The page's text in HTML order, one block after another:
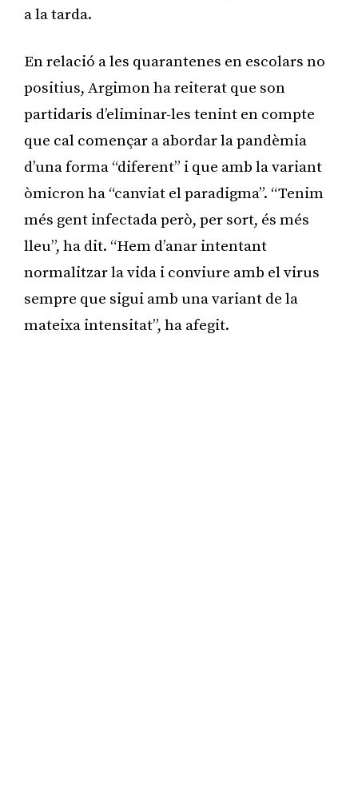
a la tarda.
En relació a les quarantenes en escolars no
positius, Argimon ha reiterat que son
partidaris d’eliminar-les tenint en compte
que cal començar a abordar la pandèmia
d’una forma “diferent” i que amb la variant
òmicron ha “canviat el paradigma”. “Tenim
més gent infectada però, per sort, és més
lleu”, ha dit. “Hem d’anar intentant
normalitzar la vida i conviure amb el virus
sempre que sigui amb una variant de la
mateixa intensitat”, ha afegit.